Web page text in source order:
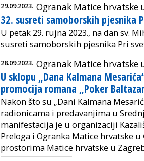
29.09.2023. Ogranak Matice hrvatske
32. susreti samoborskih pjesnika
U petak 29. rujna 2023., na dan sv.
susreti samoborskih pjesnika Pri
28.09.2023. Ogranak Matice hrvatske
U sklopu „Dana Kalmana
promocija romana „Poker
Nakon što su „Dani Kalmana
radionicama i predavanjima u
manifestacija je u organizaciji
Preloga i Ogranka Matice hrvatske
prostorima Matice hrvatske u